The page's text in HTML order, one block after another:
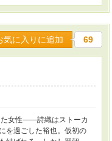
気に入りに追加 69
た女性――詩織はストーカ
を過ごした裕也。仮初の